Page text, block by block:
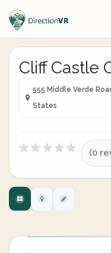
Cliff Castle
555 Middle Verde
States
(0